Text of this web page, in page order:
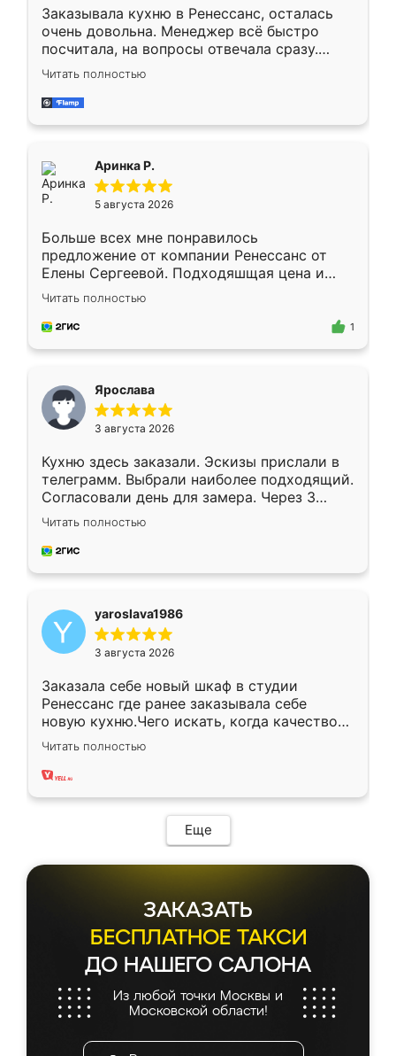
Заказывала кухню в Ренессанс, осталась
очень довольна. Менеджер всё быстро
посчитала, на вопросы отвечала сразу.
Замерщик приехал в субботу, подошёл к
делу со всей ответственностью. Собрали
за день, ребята работали аккуратно, даже
Читать полностью
Аринка Р.
5 августа 2026
Больше всех мне понравилось
предложение от компании Ренессанс от
Елены Сергеевой. Подходяшщая цена и
короткие сроки изготовления. Приехавший
для замера сотрудник Владислав
предложил по моему эскизу самый
Читать полностью
1
Ярослава
3 августа 2026
Кухню здесь заказали. Эскизы прислали в
телеграмм. Выбрали наиболее подходящий.
Согласовали день для замера. Через 3
недели кухня была уже готова. Остались
довольны работой. Спасибо Ренессанс
мебель за качественную работу!
Читать полностью
yaroslava1986
3 августа 2026
Заказала себе новый шкаф в студии
Ренессанс где ранее заказывала себе
новую кухню.Чего искать, когда качеством
вполне довольна. Служит кухня уже почти
два года, нареканий нет.
Читать полностью
Еще
ЗАКАЗАТЬ
БЕСПЛАТНОЕ ТАКСИ
ДО НАШЕГО САЛОНА
Из любой точки Москвы и
Московской области!